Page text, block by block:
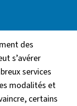
des
s’avérer
services
modalités et
certains